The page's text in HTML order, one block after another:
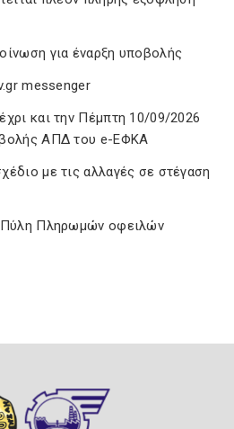
για έναρξη υποβολής
messenger
και την Πέμπτη 10/09/2026
ΑΠΔ του e-ΕΦΚΑ
με τις αλλαγές σε στέγαση
Πύλη Πληρωμών οφειλών